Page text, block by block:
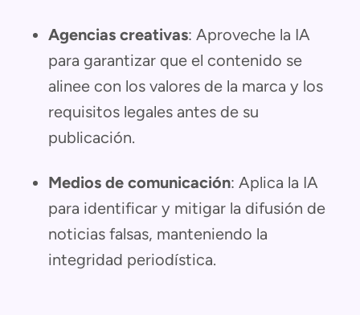
Agencias creativas: Aproveche la IA
para garantizar que el contenido se
alinee con los valores de la marca y los
requisitos legales antes de su
publicación.
Medios de comunicación: Aplica la IA
para identificar y mitigar la difusión de
noticias falsas, manteniendo la
integridad periodística.